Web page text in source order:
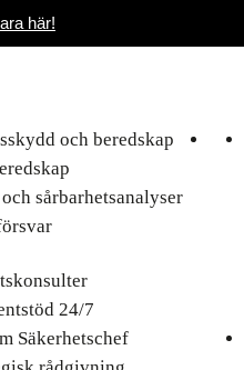
här!
och beredskap
sårbarhetsanalyser
24/7
Säkerhetschef